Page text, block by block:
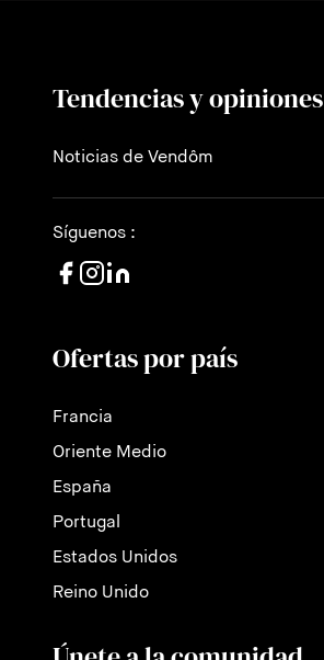
Tendencias y opiniones
Noticias de Vendôm
Síguenos :
Ofertas por país
Francia
Oriente Medio
España
Portugal
Estados Unidos
Reino Unido